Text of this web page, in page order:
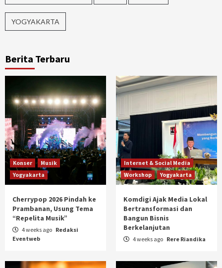
YOGYAKARTA
Berita Terbaru
Konser
Musik
Yogyakarta
Cherrypop 2026 Pindah ke
Prambanan, Usung Tema
“Repelita Musik”
4 weeks ago Redaksi
Eventweb
Internet & Social Media
Workshop
Yogyakarta
Komdigi Ajak Media Lokal
Bertransformasi dan
Bangun Bisnis
Berkelanjutan
4 weeks ago Rere Riandika